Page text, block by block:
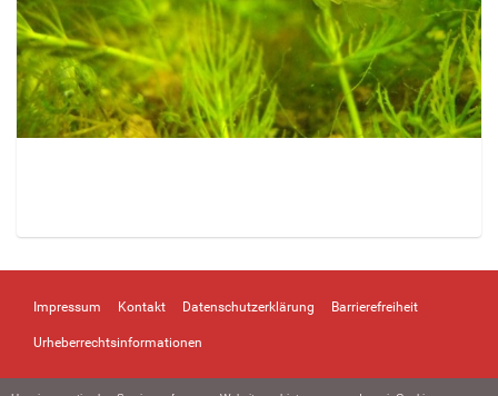
e
g
e
i
Impressum Kontakt Datenschutzerklärung Barrierefreiheit
Urheberrechtsinformationen